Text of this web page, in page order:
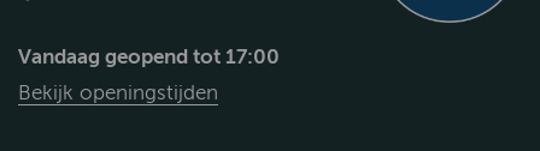
Vandaag geopend tot 17:00
Bekijk openingstijden